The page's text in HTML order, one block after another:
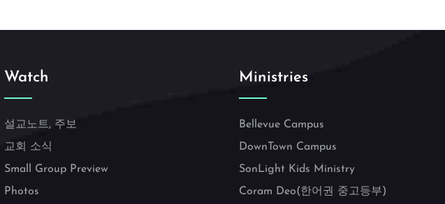
Watch
설교노트, 주보
교회 소식
Small Group Preview
Photos
Ministries
Bellevue Campus
DownTown Campus
SonLight Kids Ministry
Coram Deo(한어권 중고등부)